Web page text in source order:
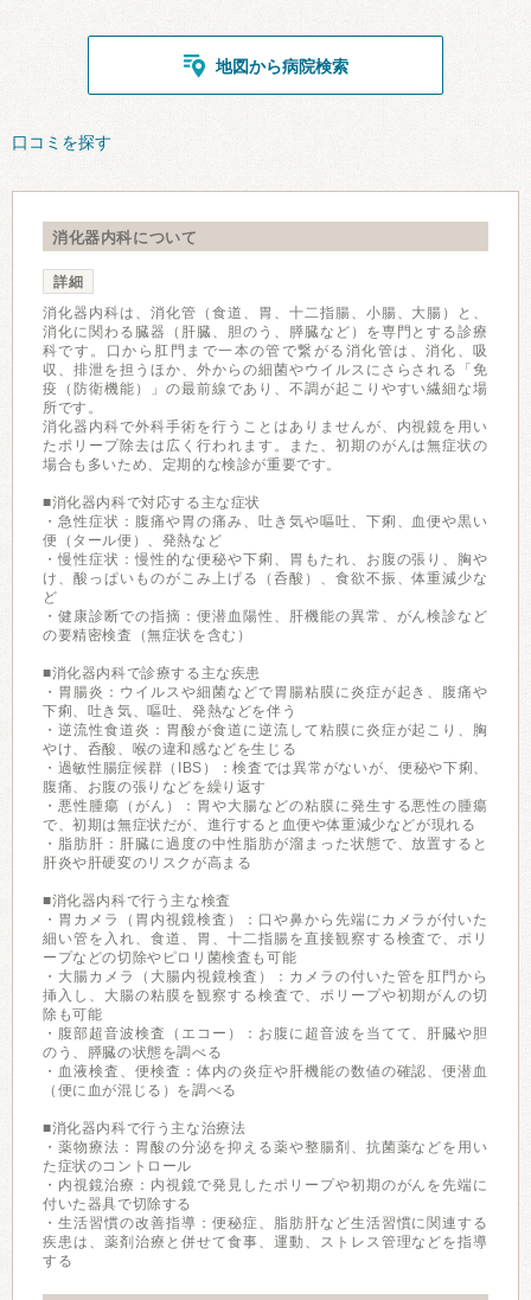
地図から病院検索
口コミを探す
消化器内科について
詳細
消化器内科は、消化管（食道、胃、十二指腸、小腸、大腸）と、
消化に関わる臓器（肝臓、胆のう、膵臓など）を専門とする診療
科です。口から肛門まで一本の管で繋がる消化管は、消化、吸
収、排泄を担うほか、外からの細菌やウイルスにさらされる「免
疫（防衛機能）」の最前線であり、不調が起こりやすい繊細な場
所です。
消化器内科で外科手術を行うことはありませんが、内視鏡を用い
たポリープ除去は広く行われます。また、初期のがんは無症状の
場合も多いため、定期的な検診が重要です。
■消化器内科で対応する主な症状
・急性症状：腹痛や胃の痛み、吐き気や嘔吐、下痢、血便や黒い
便（タール便）、発熱など
・慢性症状：慢性的な便秘や下痢、胃もたれ、お腹の張り、胸や
け、酸っぱいものがこみ上げる（呑酸）、食欲不振、体重減少な
ど
・健康診断での指摘：便潜血陽性、肝機能の異常、がん検診など
の要精密検査（無症状を含む）
■消化器内科で診療する主な疾患
・胃腸炎：ウイルスや細菌などで胃腸粘膜に炎症が起き、腹痛や
下痢、吐き気、嘔吐、発熱などを伴う
・逆流性食道炎：胃酸が食道に逆流して粘膜に炎症が起こり、胸
やけ、呑酸、喉の違和感などを生じる
・過敏性腸症候群（IBS）：検査では異常がないが、便秘や下痢、
腹痛、お腹の張りなどを繰り返す
・悪性腫瘍（がん）：胃や大腸などの粘膜に発生する悪性の腫瘍
で、初期は無症状だが、進行すると血便や体重減少などが現れる
・脂肪肝：肝臓に過度の中性脂肪が溜まった状態で、放置すると
肝炎や肝硬変のリスクが高まる
■消化器内科で行う主な検査
・胃カメラ（胃内視鏡検査）：口や鼻から先端にカメラが付いた
細い管を入れ、食道、胃、十二指腸を直接観察する検査で、ポリ
ープなどの切除やピロリ菌検査も可能
・大腸カメラ（大腸内視鏡検査）：カメラの付いた管を肛門から
挿入し、大腸の粘膜を観察する検査で、ポリープや初期がんの切
除も可能
・腹部超音波検査（エコー）：お腹に超音波を当てて、肝臓や胆
のう、膵臓の状態を調べる
・血液検査、便検査：体内の炎症や肝機能の数値の確認、便潜血
（便に血が混じる）を調べる
■消化器内科で行う主な治療法
・薬物療法：胃酸の分泌を抑える薬や整腸剤、抗菌薬などを用い
た症状のコントロール
・内視鏡治療：内視鏡で発見したポリープや初期のがんを先端に
付いた器具で切除する
・生活習慣の改善指導：便秘症、脂肪肝など生活習慣に関連する
疾患は、薬剤治療と併せて食事、運動、ストレス管理などを指導
する